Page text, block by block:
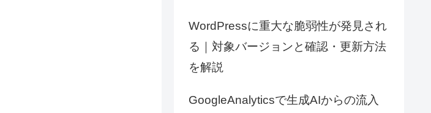
WordPressに重大な脆弱性が発見され
る｜対象バージョンと確認・更新方法
を解説
GoogleAnalyticsで生成AIからの流入